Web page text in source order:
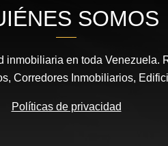
SOMOS
inmobiliaria en toda Venezuela.
Corredores Inmobiliarios,
Políticas de privacidad